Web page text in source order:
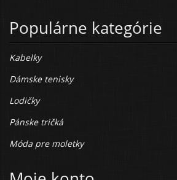
Populárne kategórie
Kabelky
Dámske tenisky
Lodičky
Pánske tričká
Móda pre moletky